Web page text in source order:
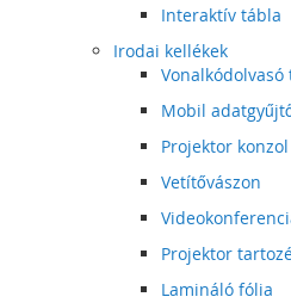
Interaktív tábla
Irodai kellékek
Vonalkódolvasó
Mobil
Projektor konzol
Vetítővászon
Projektor
Lamináló fólia